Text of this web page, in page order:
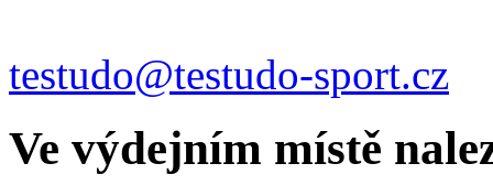
testudo@testudo-sport.cz
Ve výdejním místě